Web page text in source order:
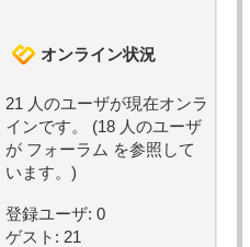
オンライン状況
21 人のユーザが現在オンラ
インです。 (18 人のユーザ
が フォーラム を参照して
います。)
登録ユーザ: 0
ゲスト: 21